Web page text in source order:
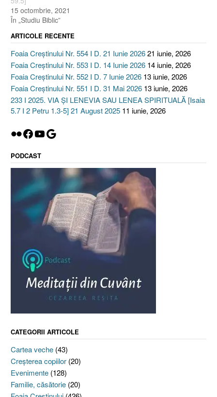
15 octombrie, 2021
În „Studiu Biblic”
ARTICOLE RECENTE
Foaia Creștinului Nr. 554 I D. 21 Iunie 202621 iunie, 2026
Foaia Creștinului Nr. 553 I D. 14 Iunie 2026 14 iunie, 2026
Foaia Creștinului Nr. 552 I D. 7 Iunie 2026 13 iunie, 2026
Foaia Creștinului Nr. 551 I D. 31 Mai 2026 13 iunie, 2026
233 I 2025. VIA ȘI LENEVIA SAU LENEA SPIRITUALĂ [Isaia
5.7 I 2 Petru 1.3-5] 21 August 2025 11 iunie, 2026
Flickr
Facebook
YouTube
Google
PODCAST
CATEGORII ARTICOLE
Cartea veche (43)
Creşterea copiilor (20)
Evenimente (128)
Familie, căsătorie (20)